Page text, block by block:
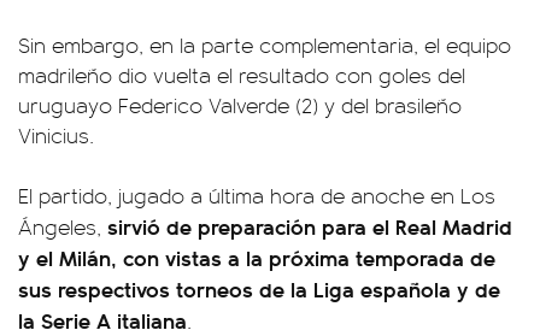
Sin embargo, en la parte complementaria, el equipo
madrileño dio vuelta el resultado con goles del
uruguayo Federico Valverde (2) y del brasileño
Vinicius.
El partido, jugado a última hora de anoche en Los
Ángeles, sirvió de preparación para el Real Madrid
y el Milán, con vistas a la próxima temporada de
sus respectivos torneos de la Liga española y de
la Serie A italiana.